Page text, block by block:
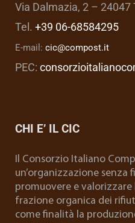
Via Dalmazia, 2 – 24047
Tel. +39 06-68584295
E-mail: cic@compost.it
PEC:
CHI E’ IL CIC
Il Consorzio Italiano
un’organizzazione senza
promuovere e
frazione organica dei
come finalità la